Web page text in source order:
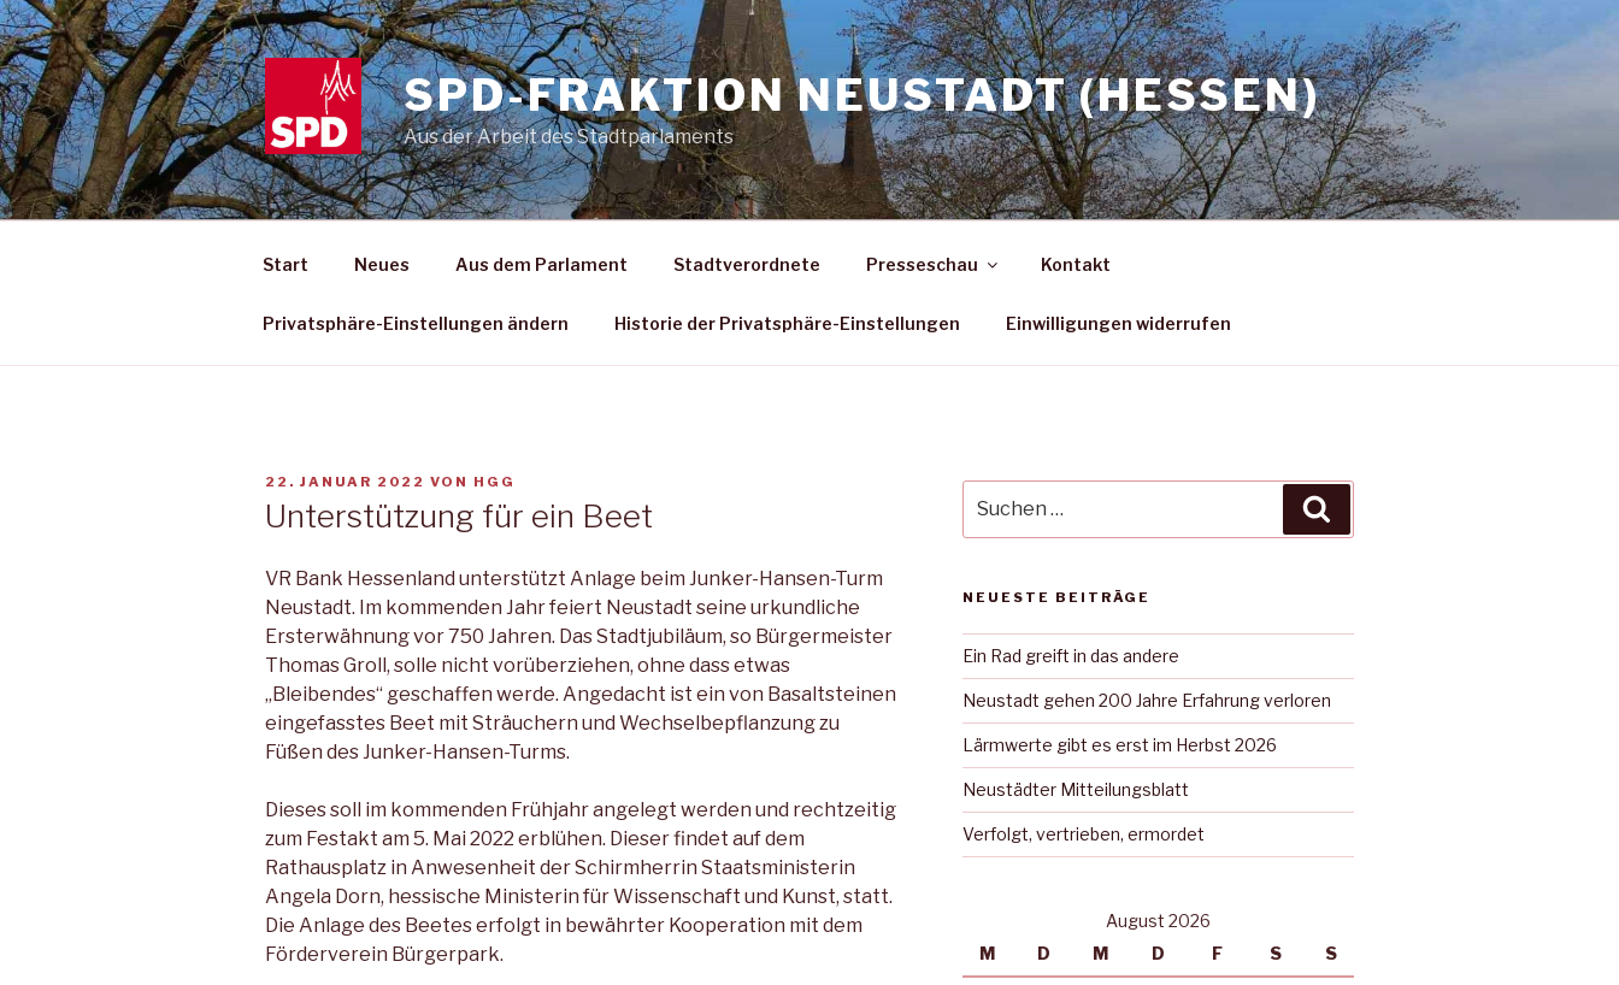
Zum
Inhalt
springen
SPD-FRAKTION NEUSTADT (HESSEN)
Aus der Arbeit des Stadtparlaments
Start Neues Aus dem Parlament Stadtverordnete Presseschau Kontakt
Privatsphäre-Einstellungen ändern Historie der Privatsphäre-Einstellungen Einwilligungen widerrufen
VERÖFFENTLICHT
22. JANUAR 2022 VON HGG
Unterstützung für ein Beet
VR Bank Hessenland unterstützt Anlage beim Junker-Hansen-Turm
Neustadt. Im kommenden Jahr feiert Neustadt seine urkundliche
Ersterwähnung vor 750 Jahren. Das Stadtjubiläum, so Bürgermeister
Thomas Groll, solle nicht vorüberziehen, ohne dass etwas
„Bleibendes“ geschaffen werde. Angedacht ist ein von Basaltsteinen
eingefasstes Beet mit Sträuchern und Wechselbepflanzung zu
Füßen des Junker-Hansen-Turms.
Dieses soll im kommenden Frühjahr angelegt werden und rechtzeitig
zum Festakt am 5. Mai 2022 erblühen. Dieser findet auf dem
Rathausplatz in Anwesenheit der Schirmherrin Staatsministerin
Angela Dorn, hessische Ministerin für Wissenschaft und Kunst, statt.
Die Anlage des Beetes erfolgt in bewährter Kooperation mit dem
Förderverein Bürgerpark.
nach:
NEUESTE BEITRÄGE
Ein Rad greift in das andere
Neustadt gehen 200 Jahre Erfahrung verloren
Lärmwerte gibt es erst im Herbst 2026
Neustädter Mitteilungsblatt
Verfolgt, vertrieben, ermordet
August 2026
M
D M D F S S